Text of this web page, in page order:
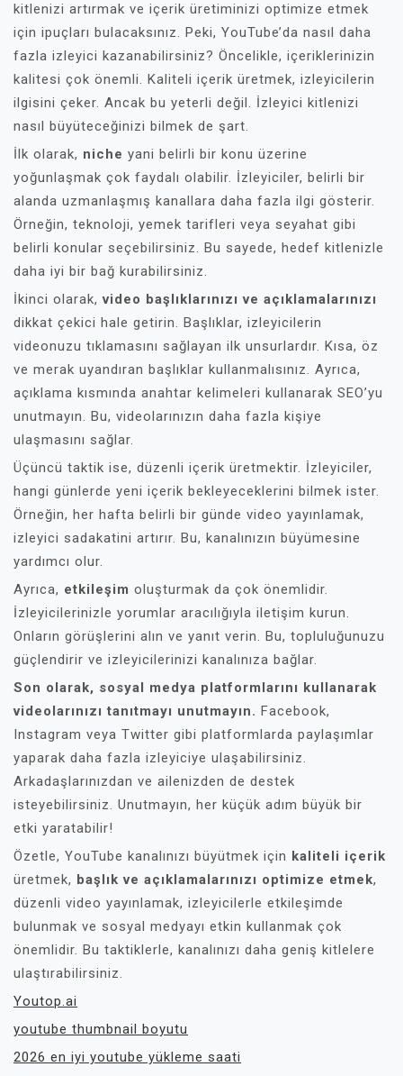
kitlenizi artırmak ve içerik üretiminizi optimize etmek
için ipuçları bulacaksınız. Peki, YouTube’da nasıl daha
fazla izleyici kazanabilirsiniz? Öncelikle, içeriklerinizin
kalitesi çok önemli. Kaliteli içerik üretmek, izleyicilerin
ilgisini çeker. Ancak bu yeterli değil. İzleyici kitlenizi
nasıl büyüteceğinizi bilmek de şart.
İlk olarak, niche yani belirli bir konu üzerine
yoğunlaşmak çok faydalı olabilir. İzleyiciler, belirli bir
alanda uzmanlaşmış kanallara daha fazla ilgi gösterir.
Örneğin, teknoloji, yemek tarifleri veya seyahat gibi
belirli konular seçebilirsiniz. Bu sayede, hedef kitlenizle
daha iyi bir bağ kurabilirsiniz.
İkinci olarak,video başlıklarınızı ve açıklamalarınızı
dikkat çekici hale getirin. Başlıklar, izleyicilerin
videonuzu tıklamasını sağlayan ilk unsurlardır. Kısa, öz
ve merak uyandıran başlıklar kullanmalısınız. Ayrıca,
açıklama kısmında anahtar kelimeleri kullanarak SEO’yu
unutmayın. Bu, videolarınızın daha fazla kişiye
ulaşmasını sağlar.
Üçüncü taktik ise, düzenli içerik üretmektir. İzleyiciler,
hangi günlerde yeni içerik bekleyeceklerini bilmek ister.
Örneğin, her hafta belirli bir günde video yayınlamak,
izleyici sadakatini artırır. Bu, kanalınızın büyümesine
yardımcı olur.
Ayrıca, etkileşim oluşturmak da çok önemlidir.
İzleyicilerinizle yorumlar aracılığıyla iletişim kurun.
Onların görüşlerini alın ve yanıt verin. Bu, topluluğunuzu
güçlendirir ve izleyicilerinizi kanalınıza bağlar.
Son olarak, sosyal medya platformlarını kullanarak
videolarınızı tanıtmayı unutmayın. Facebook,
Instagram veya Twitter gibi platformlarda paylaşımlar
yaparak daha fazla izleyiciye ulaşabilirsiniz.
Arkadaşlarınızdan ve ailenizden de destek
isteyebilirsiniz. Unutmayın, her küçük adım büyük bir
etki yaratabilir!
Özetle, YouTube kanalınızı büyütmek için kaliteli içerik
üretmek, başlık ve açıklamalarınızı optimize etmek,
düzenli video yayınlamak, izleyicilerle etkileşimde
bulunmak ve sosyal medyayı etkin kullanmak çok
önemlidir. Bu taktiklerle, kanalınızı daha geniş kitlelere
ulaştırabilirsiniz.
Youtop.ai
youtube thumbnail boyutu
2026 en iyi youtube yükleme saati